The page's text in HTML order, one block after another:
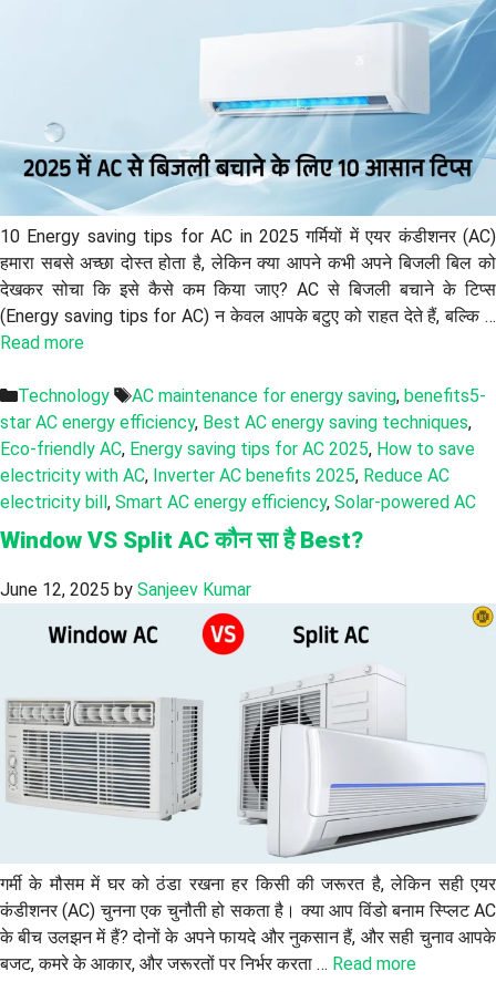
10 Energy saving tips for AC in 2025 गर्मियों में एयर कंडीशनर (AC)
हमारा सबसे अच्छा दोस्त होता है, लेकिन क्या आपने कभी अपने बिजली बिल को
देखकर सोचा कि इसे कैसे कम किया जाए? AC से बिजली बचाने के टिप्स
(Energy saving tips for AC) न केवल आपके बटुए को राहत देते हैं, बल्कि …
Read more
Categories
Technology Tags
AC maintenance for energy saving, benefits5-
star AC energy efficiency, Best AC energy saving techniques,
Eco-friendly AC, Energy saving tips for AC 2025, How to save
electricity with AC, Inverter AC benefits 2025, Reduce AC
electricity bill , Smart AC energy efficiency, Solar-powered AC
Window VS Split AC कौन सा है Best?
June 12, 2025 by Sanjeev Kumar
गर्मी के मौसम में घर को ठंडा रखना हर किसी की जरूरत है, लेकिन सही एयर
कंडीशनर (AC) चुनना एक चुनौती हो सकता है। क्या आप विंडो बनाम स्प्लिट AC
के बीच उलझन में हैं? दोनों के अपने फायदे और नुकसान हैं, और सही चुनाव आपके
बजट, कमरे के आकार, और जरूरतों पर निर्भर करता … Read more